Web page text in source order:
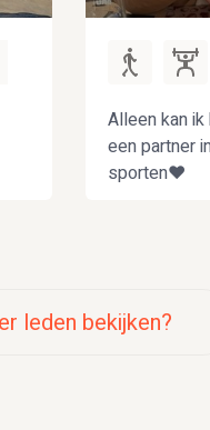
Alleen kan
een partner
sporten❤️
leden bekijken?